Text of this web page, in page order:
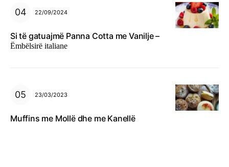
22/09/2024
Si të gatuajmë Panna Cotta me Vanilje –
Ëmbëlsirë italiane
23/03/2023
Muffins me Mollë dhe me Kanellë